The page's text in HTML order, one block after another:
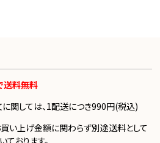
送料無料
関しては、1配送につき990円(税込)
い上げ金額に関わらず別途送料として